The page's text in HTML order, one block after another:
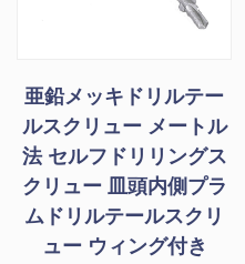
亜鉛メッキドリルテー
ルスクリュー メートル
法 セルフドリリングス
クリュー 皿頭内側プラ
ムドリルテールスクリ
ュー ウィング付き